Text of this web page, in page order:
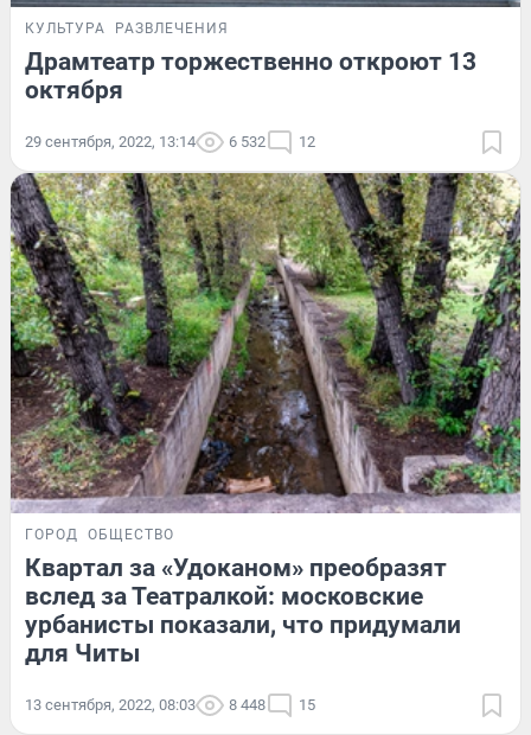
КУЛЬТУРА РАЗВЛЕЧЕНИЯ
Драмтеатр торжественно откроют 13
октября
29 сентября, 2022, 13:14 6 532 12
ГОРОД ОБЩЕСТВО
Квартал за «Удоканом» преобразят
вслед за Театралкой: московские
урбанисты показали, что придумали
для Читы
13 сентября, 2022, 08:03 8 448 15